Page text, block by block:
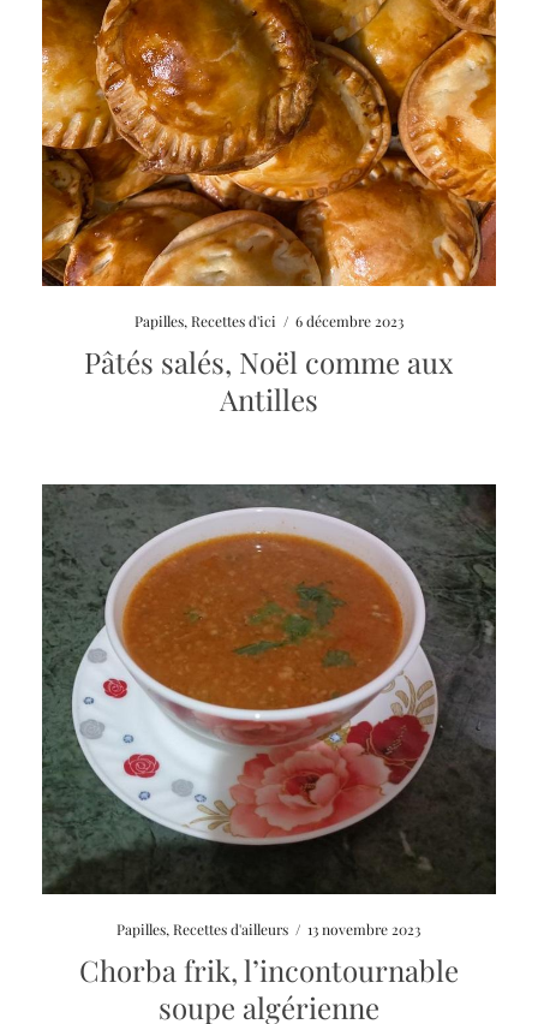
Papilles, Recettes d'ici / 6 décembre 2023
Pâtés salés, Noël comme aux
Antilles
Papilles,Recettes d'ailleurs / 13 novembre 2023
Chorba frik, l’incontournable
soupe algérienne